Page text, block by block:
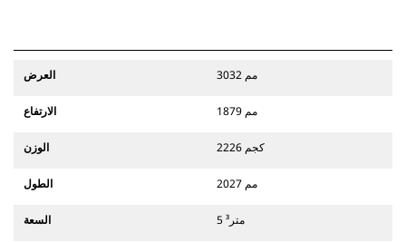
العرض 3032 مم
الارتفاع 1879 مم
الوزن 2226 كجم
الطول 2027 مم
السعة 5 متر³